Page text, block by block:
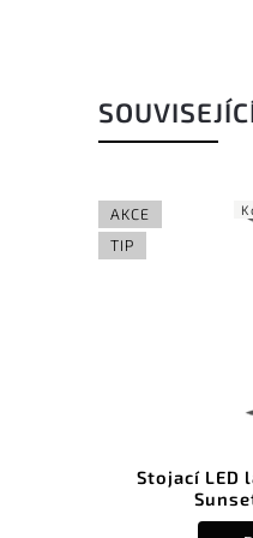
AKCE
TIP
Stojací LED